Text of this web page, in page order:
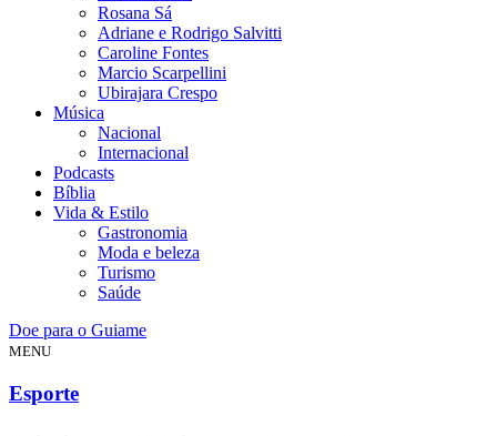
Rosana Sá
Adriane e Rodrigo Salvitti
Caroline Fontes
Marcio Scarpellini
Ubirajara Crespo
Música
Nacional
Internacional
Podcasts
Bíblia
Vida & Estilo
Gastronomia
Moda e beleza
Turismo
Saúde
Doe para o Guiame
MENU
Esporte